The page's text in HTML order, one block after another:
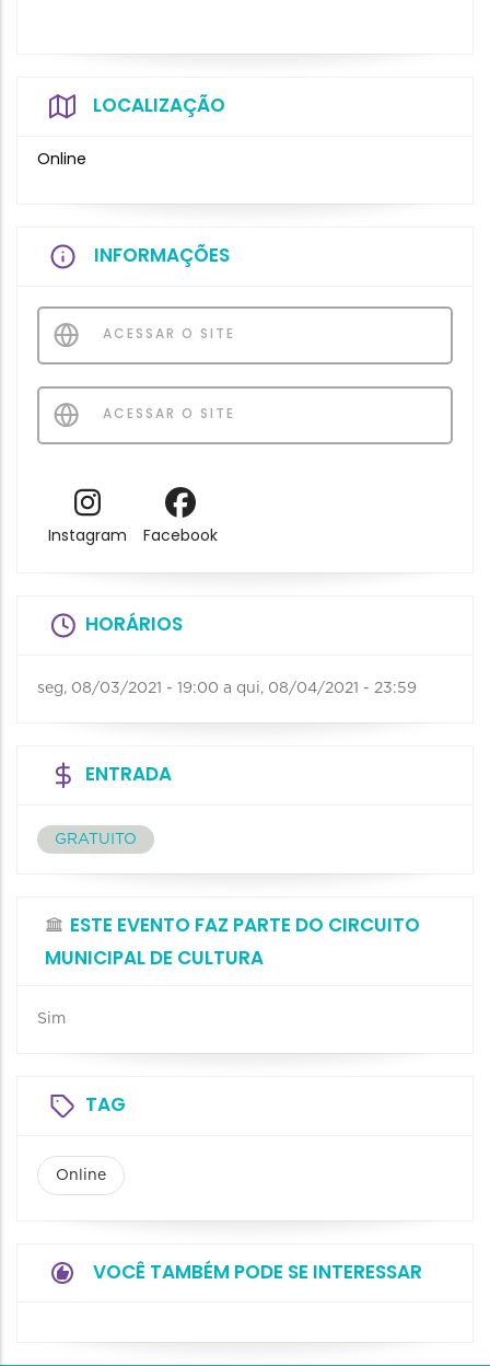
LOCALIZAÇÃO
Online
INFORMAÇÕES
ACESSAR O SITE
ACESSAR O SITE
Instagram Facebook
HORÁRIOS
seg, 08/03/2021 - 19:00 a qui, 08/04/2021 - 23:59
ENTRADA
GRATUITO
ESTE EVENTO FAZ PARTE DO CIRCUITO
MUNICIPAL DE CULTURA
Sim
TAG
Online
VOCÊ TAMBÉM PODE SE INTERESSAR